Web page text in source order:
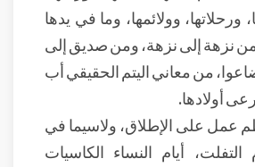
ورحلاتها، وولائمها، وما في يدها
نزهة إلى نزهة، ومن صديق إلى
من معاني اليتم الحقيقي أب
أولادها.
عمل على الإطلاق، ولاسيما في
التفلت، أيام النساء الكاسيات